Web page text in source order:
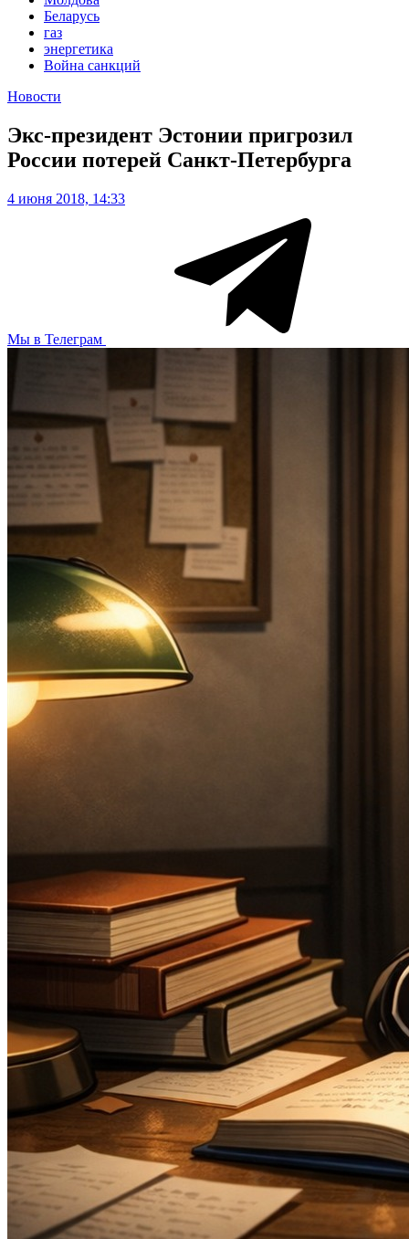
Беларусь
газ
энергетика
Война санкций
Новости
Экс-президент Эстонии пригрозил
России потерей Санкт-Петербурга
4 июня 2018, 14:33
Мы в Телеграм